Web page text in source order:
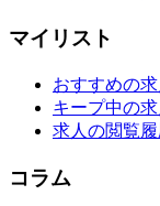
マイリスト
おすすめの求
キープ中の求
求人の閲覧
コラム